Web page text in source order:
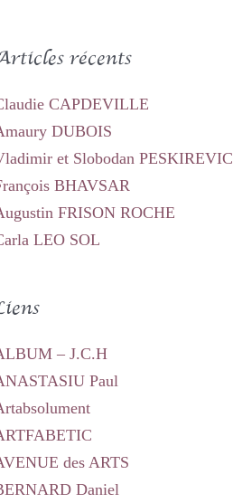
récents
CAPDEVILLE
DUBOIS
et Slobodan PESKIREVIC
BHAVSAR
FRISON ROCHE
LEO SOL
– J.C.H
Paul
des ARTS
Daniel